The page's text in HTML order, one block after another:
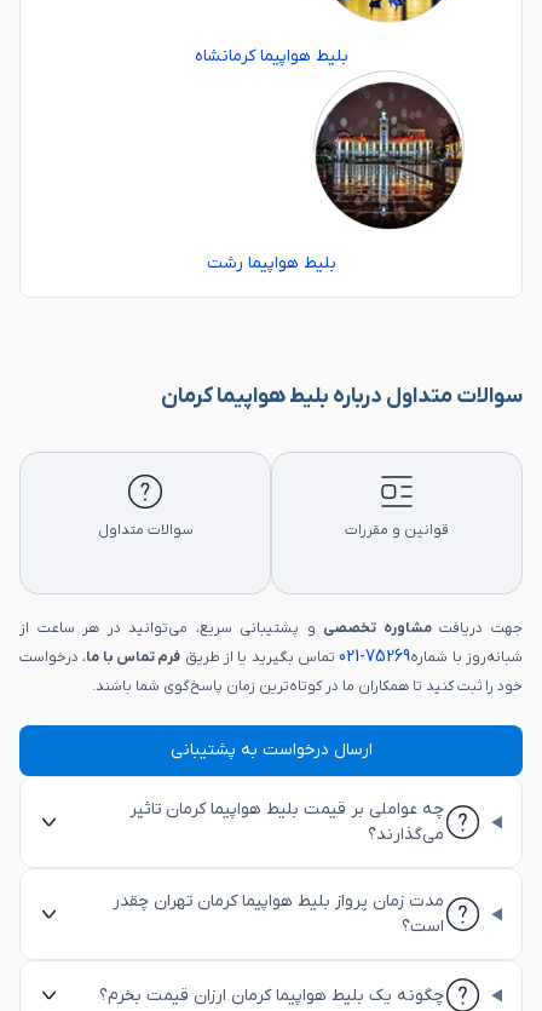
بلیط هواپیما کرمانشاه
بلیط هواپیما رشت
سوالات متداول درباره بلیط هواپیما کرمان
قوانین و مقررات سوالات متداول
جهت دریافتمشاوره تخصصی و پشتیبانی سریع، می‌توانید در هر ساعت از
شبانه‌روز با شماره75269-021 تماس بگیرید یا از طریق فرم تماس با ما، درخواست
خود را ثبت کنید تا همکاران ما در کوتاه‌ترین زمان پاسخ‌گوی شما باشند.
ارسال درخواست به پشتیبانی
چه عواملی بر قیمت بلیط هواپیما کرمان تاثیر
می‌گذارند؟
مدت زمان پرواز بلیط هواپیما کرمان تهران چقدر
است؟
چگونه یک بلیط هواپیما کرمان ارزان قیمت بخرم؟